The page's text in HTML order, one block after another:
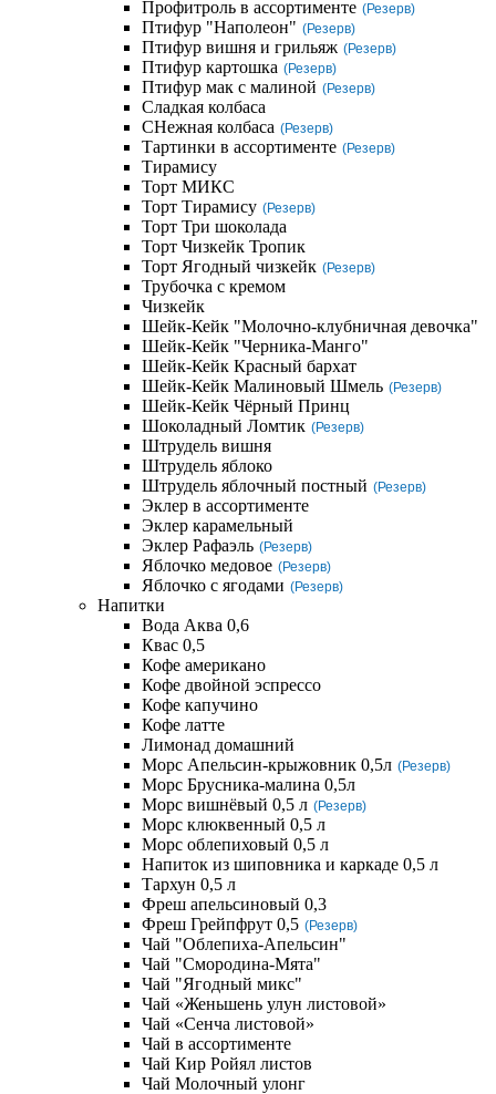
Профитроль в ассортименте (Резерв)
Птифур "Наполеон" (Резерв)
Птифур вишня и грильяж (Резерв)
Птифур картошка (Резерв)
Птифур мак с малиной (Резерв)
Сладкая колбаса
СНежная колбаса (Резерв)
Тартинки в ассортименте (Резерв)
Тирамису
Торт МИКС
Торт Тирамису (Резерв)
Торт Три шоколада
Торт Чизкейк Тропик
Торт Ягодный чизкейк (Резерв)
Трубочка с кремом
Чизкейк
Шейк-Кейк "Молочно-клубничная девочка"
Шейк-Кейк "Черника-Манго"
Шейк-Кейк Красный бархат
Шейк-Кейк Малиновый Шмель (Резерв)
Шейк-Кейк Чёрный Принц
Шоколадный Ломтик (Резерв)
Штрудель вишня
Штрудель яблоко
Штрудель яблочный постный (Резерв)
Эклер в ассортименте
Эклер карамельный
Эклер Рафаэль (Резерв)
Яблочко медовое (Резерв)
Яблочко с ягодами (Резерв)
Напитки
Вода Аква 0,6
Квас 0,5
Кофе американо
Кофе двойной эспрессо
Кофе капучино
Кофе латте
Лимонад домашний
Морс Апельсин-крыжовник 0,5л (Резерв)
Морс Брусника-малина 0,5л
Морс вишнёвый 0,5 л (Резерв)
Морс клюквенный 0,5 л
Морс облепиховый 0,5 л
Напиток из шиповника и каркаде 0,5 л
Тархун 0,5 л
Фреш апельсиновый 0,3
Фреш Грейпфрут 0,5 (Резерв)
Чай "Облепиха-Апельсин"
Чай "Смородина-Мята"
Чай "Ягодный микс"
Чай «Женьшень улун листовой»
Чай «Сенча листовой»
Чай в ассортименте
Чай Кир Ройял листов
Чай Молочный улонг